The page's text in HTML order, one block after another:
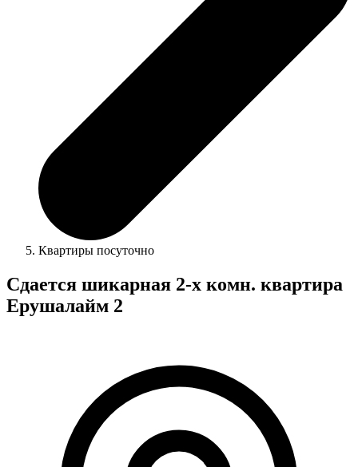
Квартиры посуточно
Сдается шикарная 2-х комн. квартира
Ерушалайм 2